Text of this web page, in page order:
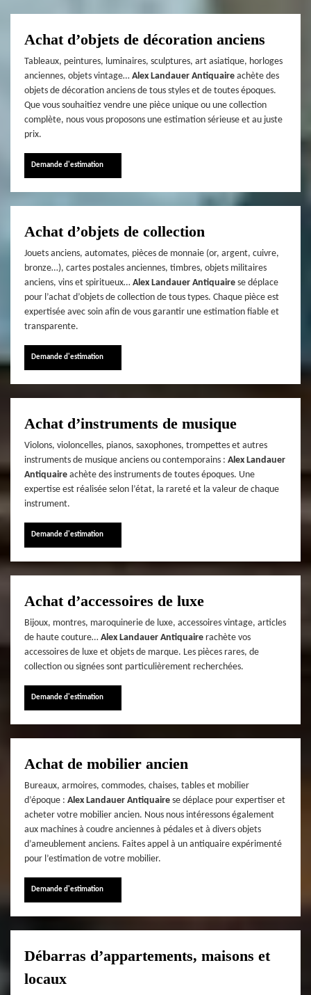
Achat d’objets de décoration anciens
Tableaux, peintures, luminaires, sculptures, art asiatique, horloges
anciennes, objets vintage… Alex Landauer Antiquaire achète des
objets de décoration anciens de tous styles et de toutes époques.
Que vous souhaitiez vendre une pièce unique ou une collection
complète, nous vous proposons une estimation sérieuse et au juste
prix.
Demande d'estimation
Achat d’objets de collection
Jouets anciens, automates, pièces de monnaie (or, argent, cuivre,
bronze…), cartes postales anciennes, timbres, objets militaires
anciens, vins et spiritueux… Alex Landauer Antiquaire se déplace
pour l’achat d’objets de collection de tous types. Chaque pièce est
expertisée avec soin afin de vous garantir une estimation fiable et
transparente.
Demande d'estimation
Achat d’instruments de musique
Violons, violoncelles, pianos, saxophones, trompettes et autres
instruments de musique anciens ou contemporains : Alex Landauer
Antiquaire achète des instruments de toutes époques. Une
expertise est réalisée selon l’état, la rareté et la valeur de chaque
instrument.
Demande d'estimation
Achat d’accessoires de luxe
Bijoux, montres, maroquinerie de luxe, accessoires vintage, articles
de haute couture… Alex Landauer Antiquaire rachète vos
accessoires de luxe et objets de marque. Les pièces rares, de
collection ou signées sont particulièrement recherchées.
Demande d'estimation
Achat de mobilier ancien
Bureaux, armoires, commodes, chaises, tables et mobilier
d’époque : Alex Landauer Antiquaire se déplace pour expertiser et
acheter votre mobilier ancien. Nous nous intéressons également
aux machines à coudre anciennes à pédales et à divers objets
d’ameublement anciens. Faites appel à un antiquaire expérimenté
pour l’estimation de votre mobilier.
Demande d'estimation
Débarras d’appartements, maisons et
locaux